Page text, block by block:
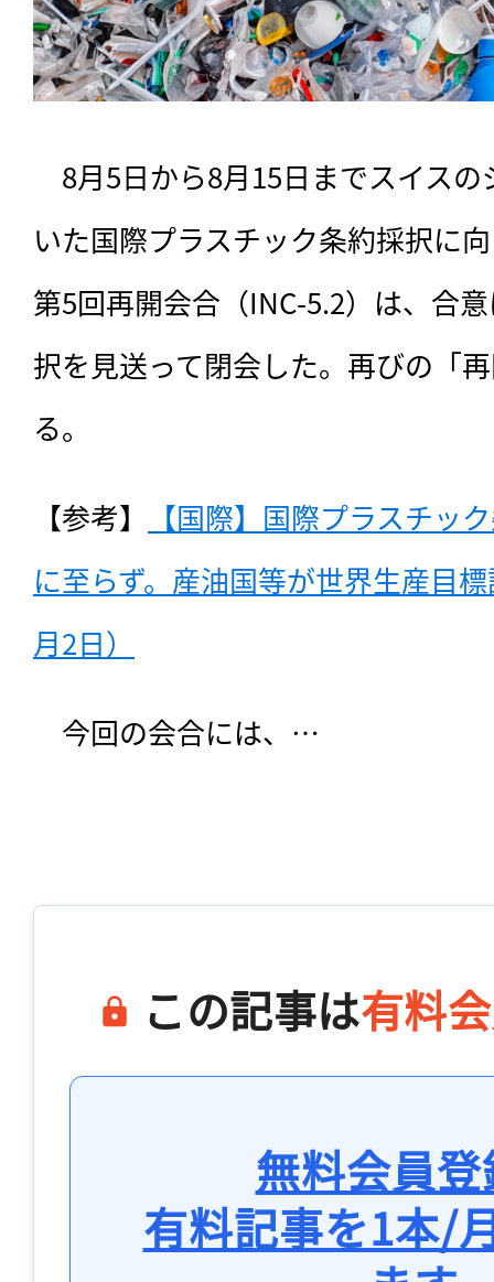
8月5日から8月15日までスイスの
いた国際プラスチック条約採択に
第5回再開会合（INC-5.2）は、合
択を見送って閉会した。再びの「
る。
【参考】
【国際】国際プラスチッ
に至らず。産油国等が世界生産目
月2日）
今回の会合には、…
この記事は有料
無料会員
有料記事を1本/